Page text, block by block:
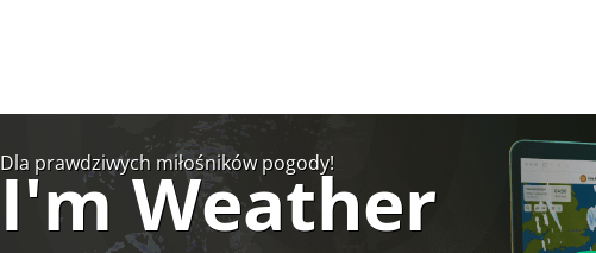
Dla prawdziwych miłośników pogody!
I'm Weather